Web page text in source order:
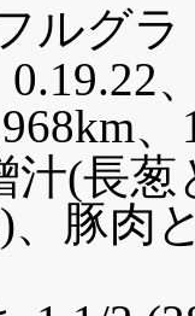
ルグラ
、
汁(長
、豚肉